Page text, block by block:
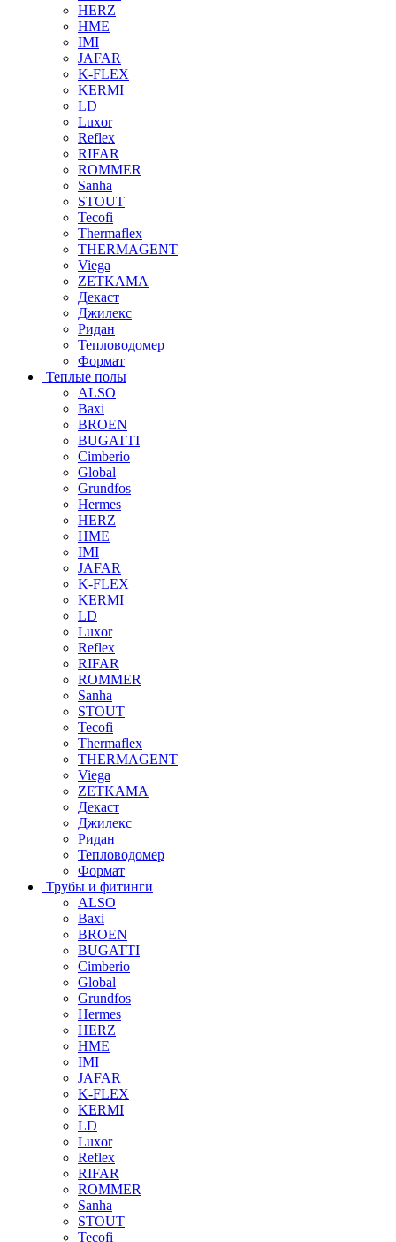
HERZ
HME
IMI
JAFAR
K-FLEX
KERMI
LD
Luxor
Reflex
RIFAR
ROMMER
Sanha
STOUT
Tecofi
Thermaflex
THERMAGENT
Viega
ZETKAMA
Декаст
Джилекс
Ридан
Тепловодомер
Формат
Теплые полы
ALSO
Baxi
BROEN
BUGATTI
Cimberio
Global
Grundfos
Hermes
HERZ
HME
IMI
JAFAR
K-FLEX
KERMI
LD
Luxor
Reflex
RIFAR
ROMMER
Sanha
STOUT
Tecofi
Thermaflex
THERMAGENT
Viega
ZETKAMA
Декаст
Джилекс
Ридан
Тепловодомер
Формат
Трубы и фитинги
ALSO
Baxi
BROEN
BUGATTI
Cimberio
Global
Grundfos
Hermes
HERZ
HME
IMI
JAFAR
K-FLEX
KERMI
LD
Luxor
Reflex
RIFAR
ROMMER
Sanha
STOUT
Tecofi